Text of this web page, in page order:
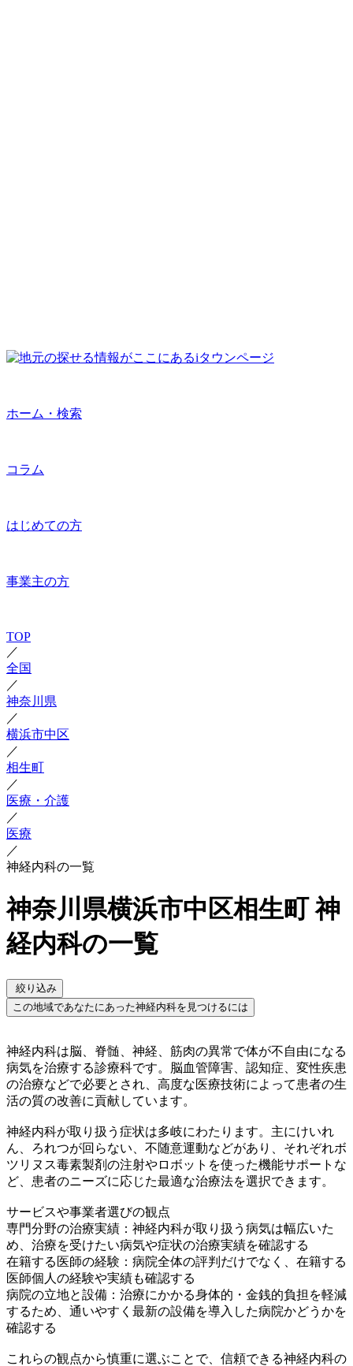
ホーム・検索
コラム
はじめての方
事業主の方
TOP
／
全国
／
神奈川県
／
横浜市中区
／
相生町
／
医療・介護
／
医療
／
神経内科の一覧
神奈川県横浜市中区相生町 神
経内科の一覧
絞り込み
この地域であなたにあった神経内科を見つけるには
神経内科は脳、脊髄、神経、筋肉の異常で体が不自由になる
病気を治療する診療科です。脳血管障害、認知症、変性疾患
の治療などで必要とされ、高度な医療技術によって患者の生
活の質の改善に貢献しています。
神経内科が取り扱う症状は多岐にわたります。主にけいれ
ん、ろれつが回らない、不随意運動などがあり、それぞれボ
ツリヌス毒素製剤の注射やロボットを使った機能サポートな
ど、患者のニーズに応じた最適な治療法を選択できます。
サービスや事業者選びの観点
専門分野の治療実績：神経内科が取り扱う病気は幅広いた
め、治療を受けたい病気や症状の治療実績を確認する
在籍する医師の経験：病院全体の評判だけでなく、在籍する
医師個人の経験や実績も確認する
病院の立地と設備：治療にかかる身体的・金銭的負担を軽減
するため、通いやすく最新の設備を導入した病院かどうかを
確認する
これらの観点から慎重に選ぶことで、信頼できる神経内科の